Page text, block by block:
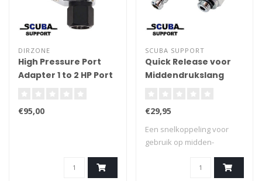
DIRZONE
High Pressure Port
Adapter 1 to 2 HP Port
€95,00
SCUBA SUPPORT
Quick Release voor
Midden­druks­lang
€29,95
Een snelkoppeling voor
gebruik op midden­